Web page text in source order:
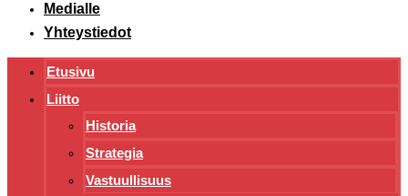
Medialle
Yhteystiedot
Etusivu
Liitto
Historia
Strategia
Vastuullisuus